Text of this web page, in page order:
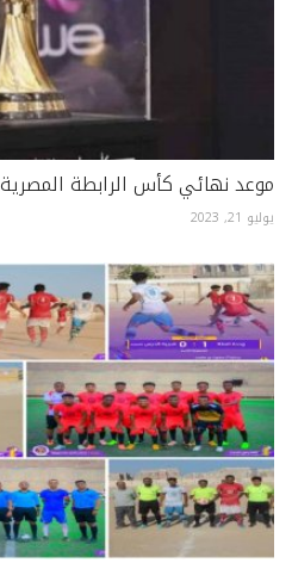
موعد نهائي كأس الرابطة المصرية 2023
يوليو 21, 2023